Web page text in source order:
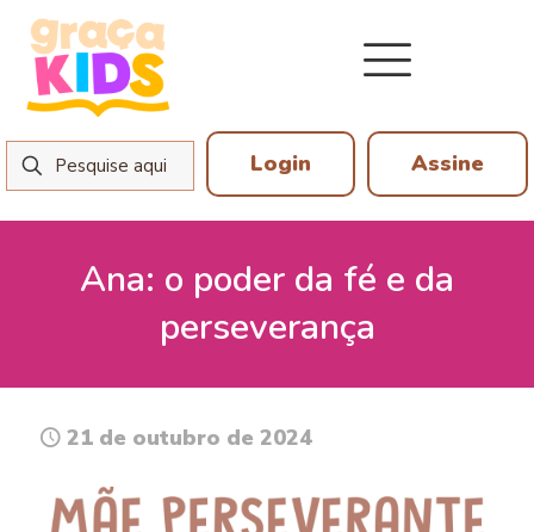
Login Assine
Ana: o poder da fé e da
perseverança
21 de outubro de 2024